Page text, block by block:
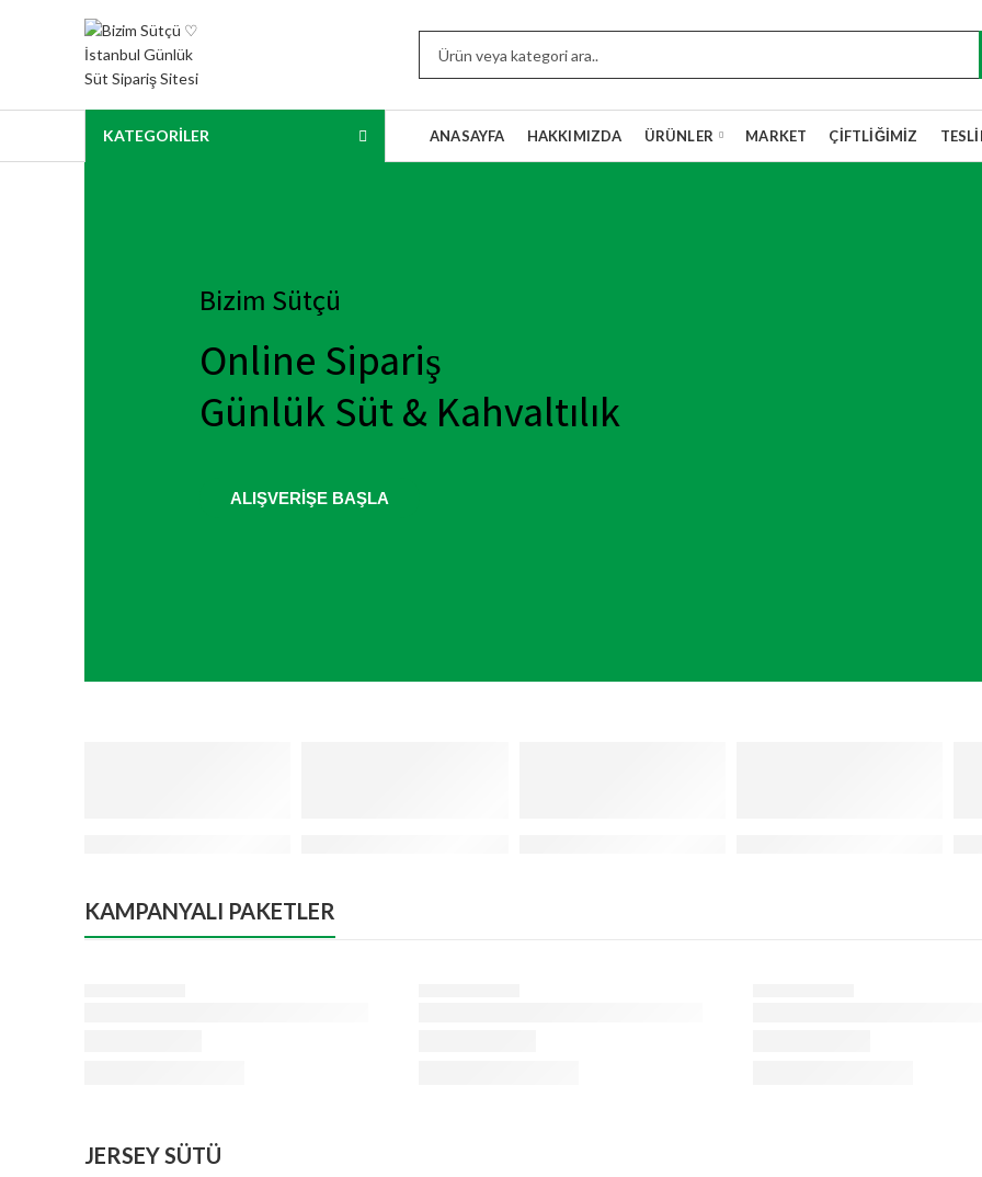
KATEGORİLER ANASAYFA HAKKIMIZDA ÜRÜNLER MARKET ÇIFTLIĞIMIZ
Bizim Sütçü
Online Sipariş
Günlük Süt & Kahvaltılık
ALIŞVERIŞE BAŞLA
KAMPANYALI PAKETLER
JERSEY SÜTÜ